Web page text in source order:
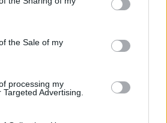
the Sale of my
processing my
Advertising.
Daugiausia žmonių
Kaišiadorių r., Jonavos r.,
mažiausiai - Birštono,
r. bei Šalčininkų r.